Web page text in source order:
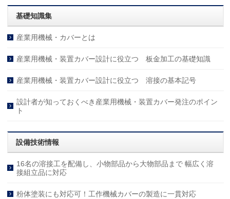
基礎知識集
産業用機械・カバーとは
産業用機械・装置カバー設計に役立つ 板金加工の基礎知識
産業用機械・装置カバー設計に役立つ 溶接の基本記号
設計者が知っておくべき産業用機械・装置カバー発注のポイン
ト
設備技術情報
16名の溶接工を配備し、小物部品から大物部品まで 幅広く溶
接組立品に対応
粉体塗装にも対応可！工作機械カバーの製造に一貫対応